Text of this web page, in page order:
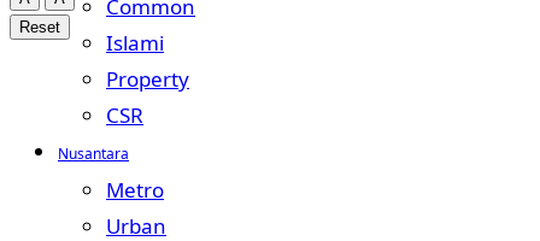
Common
Islami
Property
CSR
Nusantara
Metro
Urban
Reset